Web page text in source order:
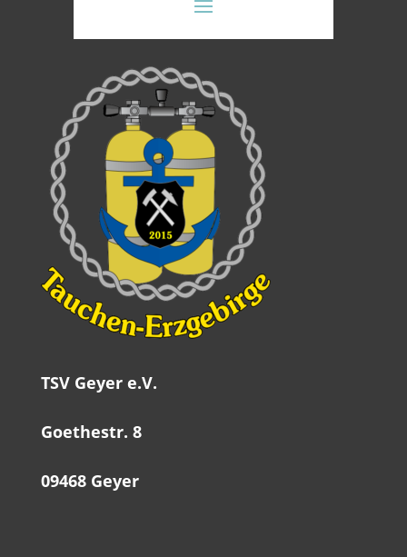
TSV Geyer e.V.
Goethestr. 8
09468 Geyer